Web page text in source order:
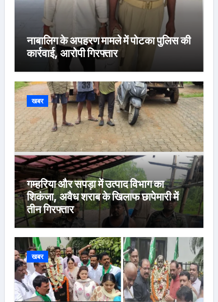
नाबालिग के अपहरण मामले में पोटका पुलिस की
कार्रवाई, आरोपी गिरफ्तार
खबर
गम्हरिया और सपड़ा में उत्पाद विभाग का
शिकंजा, अवैध शराब के खिलाफ छापेमारी में
तीन गिरफ्तार
खबर